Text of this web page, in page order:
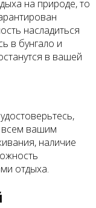
на природе, то
насладиться
в бунгало и
в вашей
всем вашим
наличие
отдыха.